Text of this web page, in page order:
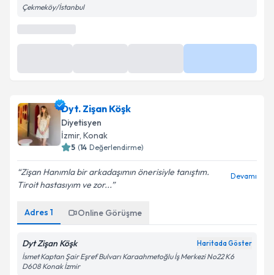
Bu uzman online danışmanlık hizmeti sunmaktadır.
Dyt. Zişan Köşk
Diyetisyen
İzmir, Konak
5 (14 Değerlendirme)
Zişan Hanımla bir arkadaşımın önerisiyle tanıştım.
Tiroit hastasıyım ve zor...
Devamı
Adres 1 Online Görüşme
Dyt Zişan Köşk Haritada Göster
İsmet Kaptan Şair Eşref Bulvarı Karaahmetoğlu İş Merkezi No22 K6
D608 Konak İzmir